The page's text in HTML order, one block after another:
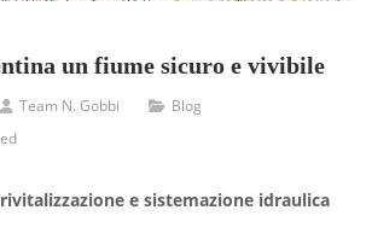
un fiume sicuro e vivibile
Team N. Gobbi
Blog
e sistemazione idraulica